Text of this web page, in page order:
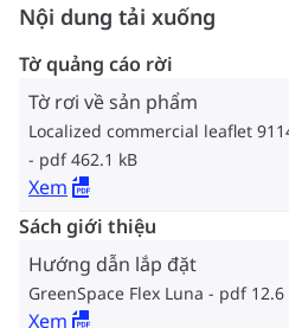
Nội dung tải xuống
Tờ quảng cáo rời
Tờ rơi về sản phẩm
Localized commercial leaflet
pdf 462.1 kB
Xem
Sách giới thiệu
Hướng dẫn lắp đặt
GreenSpace Flex Luna pdf 12.6
Xem